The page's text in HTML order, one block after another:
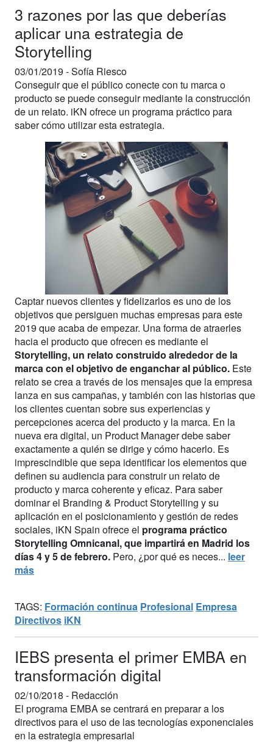
3 razones por las que deberías
aplicar una estrategia de
Storytelling
03/01/2019 -Sofía Riesco
Conseguir que el público conecte con tu marca o
producto se puede conseguir mediante la construcción
de un relato. iKN ofrece un programa práctico para
saber cómo utilizar esta estrategia.
Captar nuevos clientes y fidelizarlos es uno de los
objetivos que persiguen muchas empresas para este
2019 que acaba de empezar. Una forma de atraerles
hacia el producto que ofrecen es mediante el
Storytelling, un relato construido alrededor de la
marca con el objetivo de enganchar al público. Este
relato se crea a través de los mensajes que la empresa
lanza en sus campañas, y también con las historias que
los clientes cuentan sobre sus experiencias y
percepciones acerca del producto y la marca. En la
nueva era digital, un Product Manager debe saber
exactamente a quién se dirige y cómo hacerlo. Es
imprescindible que sepa identificar los elementos que
definen su audiencia para construir un relato de
producto y marca coherente y eficaz. Para saber
dominar el Branding & Product Storytelling y su
aplicación en el posicionamiento y gestión de redes
sociales, iKN Spain ofrece el programa práctico
Storytelling Omnicanal, que impartirá en Madrid los
días 4 y 5 de febrero. Pero, ¿por qué es neces... leer
más
TAGS: Formación continua Profesional Empresa
Directivos iKN
IEBS presenta el primer EMBA en
transformación digital
02/10/2018 - Redacción
El programa EMBA se centrará en preparar a los
directivos para el uso de las tecnologías exponenciales
en la estrategia empresarial